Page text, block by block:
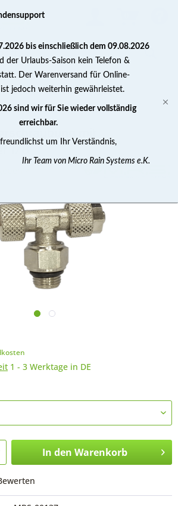
1 - 3 Werktage in DE
In den Warenkorb
bis einschließlich dem 09.08.2026
der Urlaubs-Saison kein Telefon &
Der Warenversand für Online-
ist jedoch weiterhin gewährleistet.
sind wir für Sie wieder vollständig
erreichbar.
um Ihr Verständnis,
Ihr Team von Micro Rain Systems e.K.